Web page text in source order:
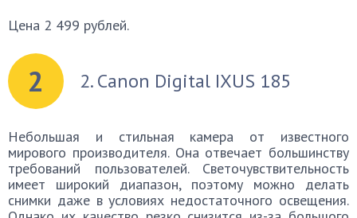
Цена 2 499 рублей.
2 2. Canon Digital IXUS 185
Небольшая и стильная камера от известного
мирового производителя. Она отвечает большинству
требований пользователей. Светочувствительность
имеет широкий диапазон, поэтому можно делать
снимки даже в условиях недостаточного освещения.